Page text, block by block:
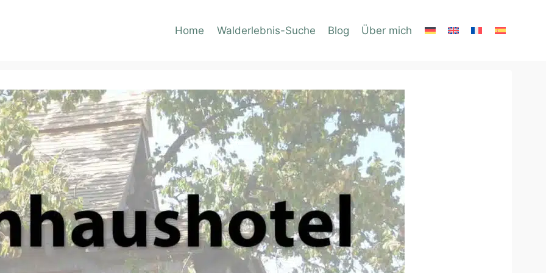
Home Walderlebnis-Suche Blog Über mich